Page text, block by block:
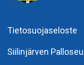
Tietosuojaseloste
Siilinjärven